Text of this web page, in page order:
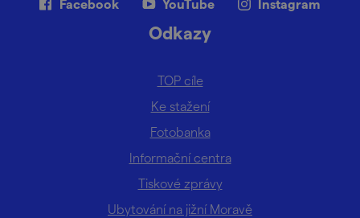
Facebook YouTube Instagram
Odkazy
TOP cíle
Ke stažení
Fotobanka
Informační centra
Tiskové zprávy
Ubytování na jižní Moravě